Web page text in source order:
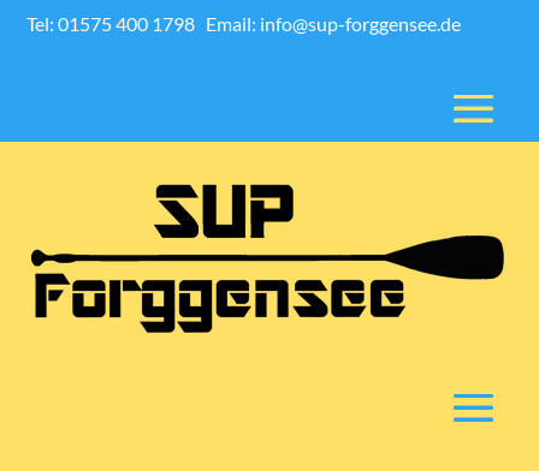
Tel: 01575 400 1798 Email: info@sup-forggensee.de